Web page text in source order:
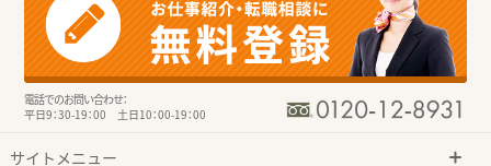
電話でのお問い合わせ：
平日9：30-19：00 土日10：00-19：00
サイトメニュー